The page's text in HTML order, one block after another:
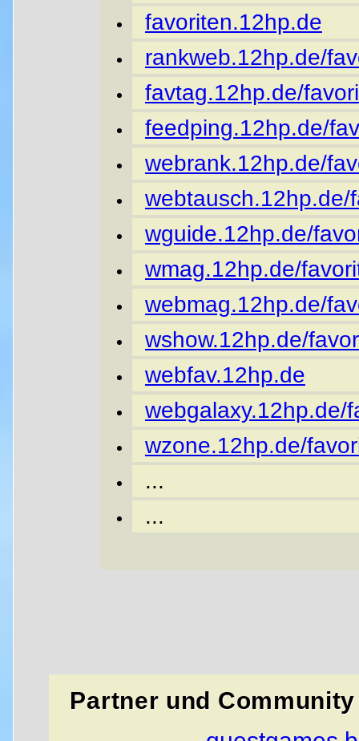
favoriten.12hp.de
rankweb.12hp.de/
favtag.12hp.de/
feedping.12hp.de/
webrank.12hp.de/
webtausch.12hp.de/
wguide.12hp.de/
wmag.12hp.de/
webmag.12hp.de/
wshow.12hp.de/
webfav.12hp.de
webgalaxy.12hp.de/
wzone.12hp.de/
...
...
Partner und